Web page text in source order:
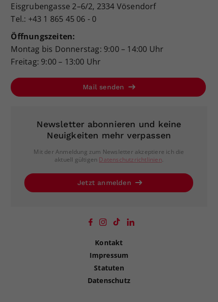
Eisgrubengasse 2–6/2, 2334 Vösendorf
Tel.: +43 1 865 45 06 - 0
Öffnungszeiten:
Montag bis Donnerstag: 9:00 – 14:00 Uhr
Freitag: 9:00 – 13:00 Uhr
Mail senden
Newsletter abonnieren und keine
Neuigkeiten mehr verpassen
Mit der Anmeldung zum Newsletter akzeptiere ich die
aktuell gültigen Datenschutzrichtlinien.
Jetzt anmelden
Kontakt
Impressum
Statuten
Datenschutz